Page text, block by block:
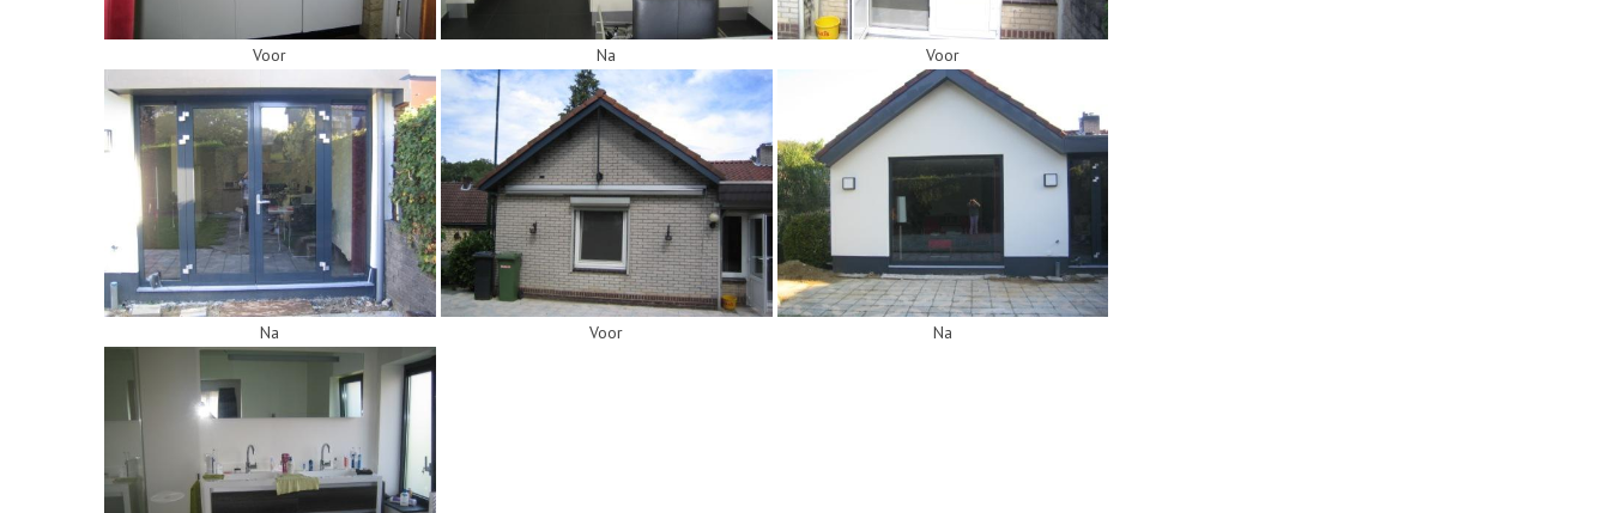
Voor Na Voor
Na Voor Na